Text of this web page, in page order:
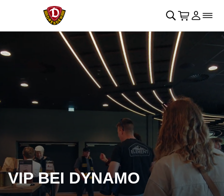
Navigation überspringen
􀊫 􀍩 Login
􀉩􀌇
VIP BEI DYNAMO